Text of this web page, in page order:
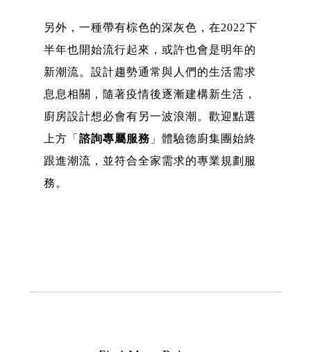
另外，一種帶有棕色的深灰色，在2022下
半年也開始流行起來，或許也會是明年的
新潮流。設計趨勢通常與人們的生活需求
息息相關，隨著疫情後逐漸建構新生活，
廚房設計想必會有另一波浪潮。歡迎點選
上方「 諮詢專屬服務 」體驗德廚集團始終
跟進潮流，並符合全家需求的專業規劃服
務。